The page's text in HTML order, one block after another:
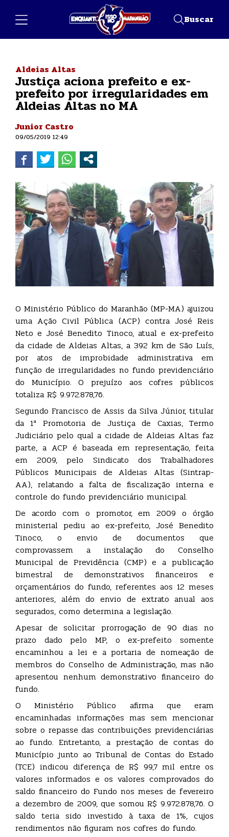
Buscar
Aldeias Altas
Justiça aciona prefeito e ex-
prefeito por irregularidades em
Aldeias Altas no MA
Junior Castro
09/05/2019 12:49
O Ministério Público do Maranhão (MP-MA) ajuizou
uma Ação Civil Pública (ACP) contra José Reis
Neto e José Benedito Tinoco, atual e ex-prefeito
da cidade de Aldeias Altas, a 392 km de São Luís,
por atos de improbidade administrativa em
função de irregularidades no fundo previdenciário
do Município. O prejuízo aos cofres públicos
totaliza R$ 9.972.878,76.
Segundo Francisco de Assis da Silva Júnior, titular
da 1ª Promotoria de Justiça de Caxias, Termo
Judiciário pelo qual a cidade de Aldeias Altas faz
parte, a ACP é baseada em representação, feita
em 2009, pelo Sindicato dos Trabalhadores
Públicos Municipais de Aldeias Altas (Sintrap-
AA), relatando a falta de fiscalização interna e
controle do fundo previdenciário municipal.
De acordo com o promotor, em 2009 o órgão
ministerial pediu ao ex-prefeito, José Benedito
Tinoco, o envio de documentos que
comprovassem a instalação do Conselho
Municipal de Previdência (CMP) e a publicação
bimestral de demonstrativos financeiros e
orçamentários do fundo, referentes aos 12 meses
anteriores, além do envio de extrato anual aos
segurados, como determina a legislação.
Apesar de solicitar prorrogação de 90 dias no
prazo dado pelo MP, o ex-prefeito somente
encaminhou a lei e a portaria de nomeação de
membros do Conselho de Administração, mas não
apresentou nenhum demonstrativo financeiro do
fundo.
O Ministério Público afirma que eram
encaminhadas informações mas sem mencionar
sobre o repasse das contribuições previdenciárias
ao fundo. Entretanto, a prestação de contas do
Município junto ao Tribunal de Contas do Estado
(TCE) indicou diferença de R$ 99,7 mil entre os
valores informados e os valores comprovados do
saldo financeiro do Fundo nos meses de fevereiro
a dezembro de 2009, que somou R$ 9.972.878,76. O
saldo teria sido investido à taxa de 1%, cujos
rendimentos não figuram nos cofres do fundo.